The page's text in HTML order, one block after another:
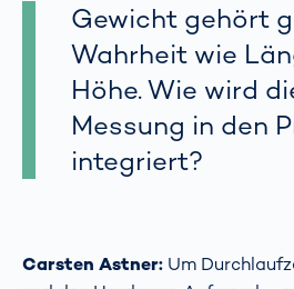
Gewicht gehört
Wahrheit wie
Höhe. Wie wird
Messung in den
integriert?
Carsten Astner: Um